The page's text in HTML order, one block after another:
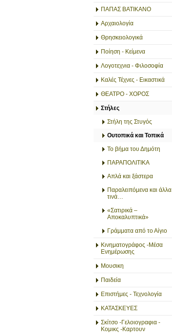
ΠΑΠΑΣ ΒΑΤΙΚΑΝΟ
Αρχαιολογία
Θρησκειολογικά
Ποίηση - Κείμενα
Λογοτεχνια - Φιλοσοφία
Καλές Τέχνες - Εικαστικά
ΘΕΑΤΡΟ - ΧΟΡΟΣ
Στήλες
Στήλη της Στυγός
Ουτοπικά και Τοπικά
Το βήμα του Δημότη
ΠΑΡΑΠΟΛΙΤΙΚΑ
Απλά και ξάστερα
Παραλειπόμενα και άλλα
τινά…
«Σατιρικά –
Αποκαλυπτικά»
Γράμματα από το Αίγιο
Κινηματογράφος -Μέσα
Ενημέρωσης
Μουσικη
Παιδεία
Επιστήμες - Τεχνολογία
ΚΑΤΑΣΚΕΥΕΣ
Σκίτσο -Γελοιογραφια -
Κομικς -Καρτουν